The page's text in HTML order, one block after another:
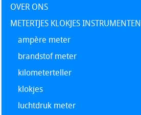
OVER ONS
METERTJES KLOKJES INSTRUMENTEN
ampère meter
brandstof meter
kilometerteller
klokjes
luchtdruk meter